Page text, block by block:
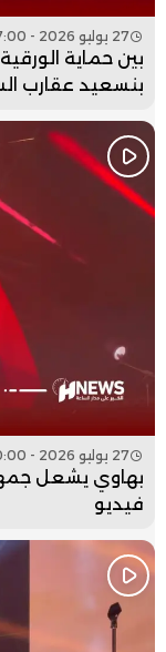
27 يوليو 2026 - 17:00
بين حماية
بنسعيد عقارب
27 يوليو 2026 - 00:00
بهاوي يشعل
فيديو